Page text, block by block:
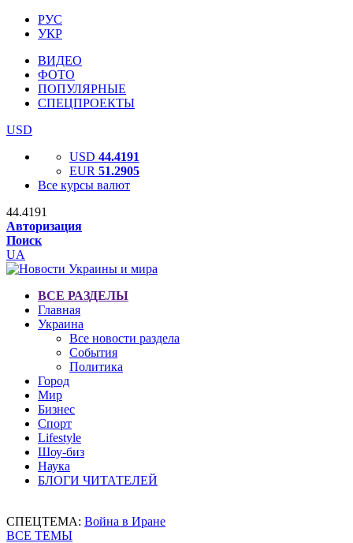
РУС
УКР
ВИДЕО
ФОТО
ПОПУЛЯРНЫЕ
СПЕЦПРОЕКТЫ
USD
USD 44.4191
EUR 51.2905
Все курсы валют
44.4191
Авторизация
Поиск
UA
ВСЕ РАЗДЕЛЫ
Главная
Украина
Все новости раздела
События
Политика
Город
Мир
Бизнес
Спорт
Lifestyle
Шоу-биз
Наука
БЛОГИ ЧИТАТЕЛЕЙ
СПЕЦТЕМА: Война в Иране
ВСЕ ТЕМЫ